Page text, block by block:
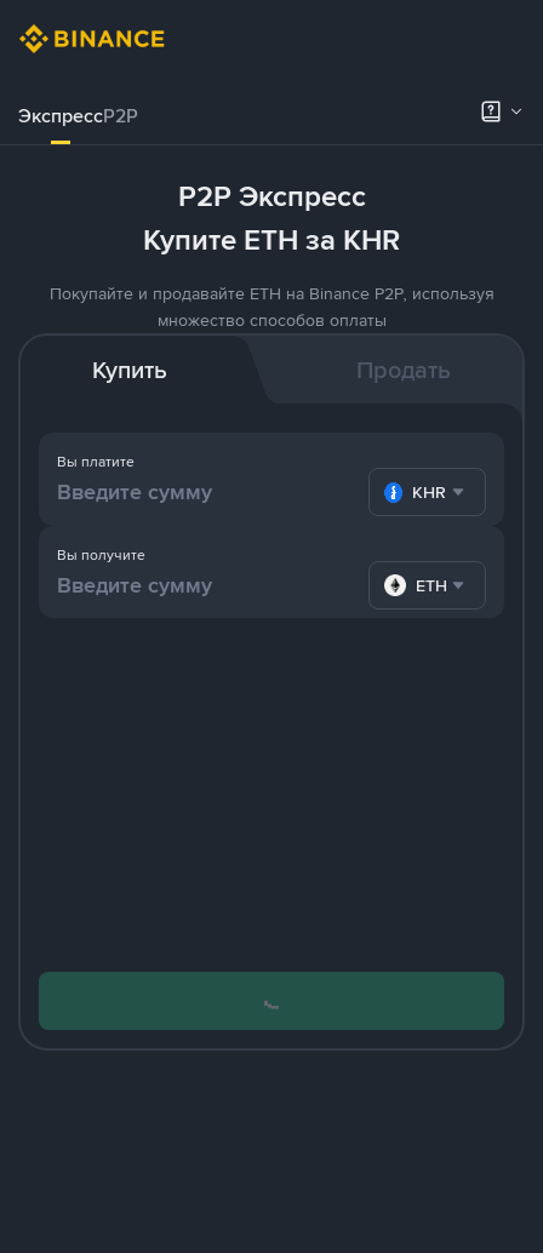
ЭкспрессP2P
P2P Экспресс
Купите ETH за KHR
Покупайте и продавайте ETH на Binance P2P, используя
множество способов оплаты
Купить Продать
Вы платите
KHR
Вы получите
ETH